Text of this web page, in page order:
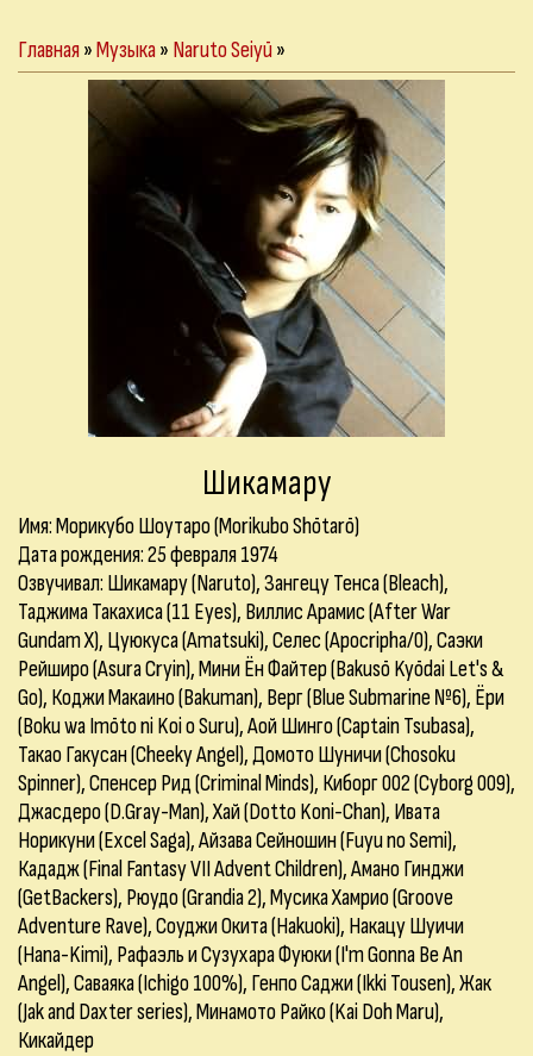
Главная»Музыка» Naruto Seiyū»
Шикамару
Имя: Морикубо Шоутаро (Morikubo Shōtarō)
Дата рождения: 25 февраля 1974
Озвучивал: Шикамару (Naruto), Зангецу Тенса (Bleach),
Таджима Такахиса (11 Eyes), Виллис Арамис (After War
Gundam X), Цуюкуса (Amatsuki), Селес (Apocripha/0), Саэки
Рейширо (Asura Cryin), Мини Ён Файтер (Bakusō Kyōdai Let's &
Go), Коджи Макаино (Bakuman), Верг (Blue Submarine №6), Ёри
(Boku wa Imōto ni Koi o Suru), Аой Шинго (Captain Tsubasa),
Такао Гакусан (Cheeky Angel), Домото Шуничи (Chosoku
Spinner), Спенсер Рид (Criminal Minds), Киборг 002 (Cyborg 009),
Джасдеро (D.Gray-Man), Хай (Dotto Koni-Chan), Ивата
Норикуни (Excel Saga), Айзава Сейношин (Fuyu no Semi),
Кададж (Final Fantasy VII Advent Children), Амано Гинджи
(GetBackers), Рюудо (Grandia 2), Мусика Хамрио (Groove
Adventure Rave), Соуджи Окита (Hakuoki), Накацу Шуичи
(Hana-Kimi), Рафаэль и Сузухара Фуюки (I'm Gonna Be An
Angel), Саваяка (Ichigo 100%), Генпо Саджи (Ikki Tousen), Жак
(Jak and Daxter series), Минамото Райко (Kai Doh Maru),
Кикайдер